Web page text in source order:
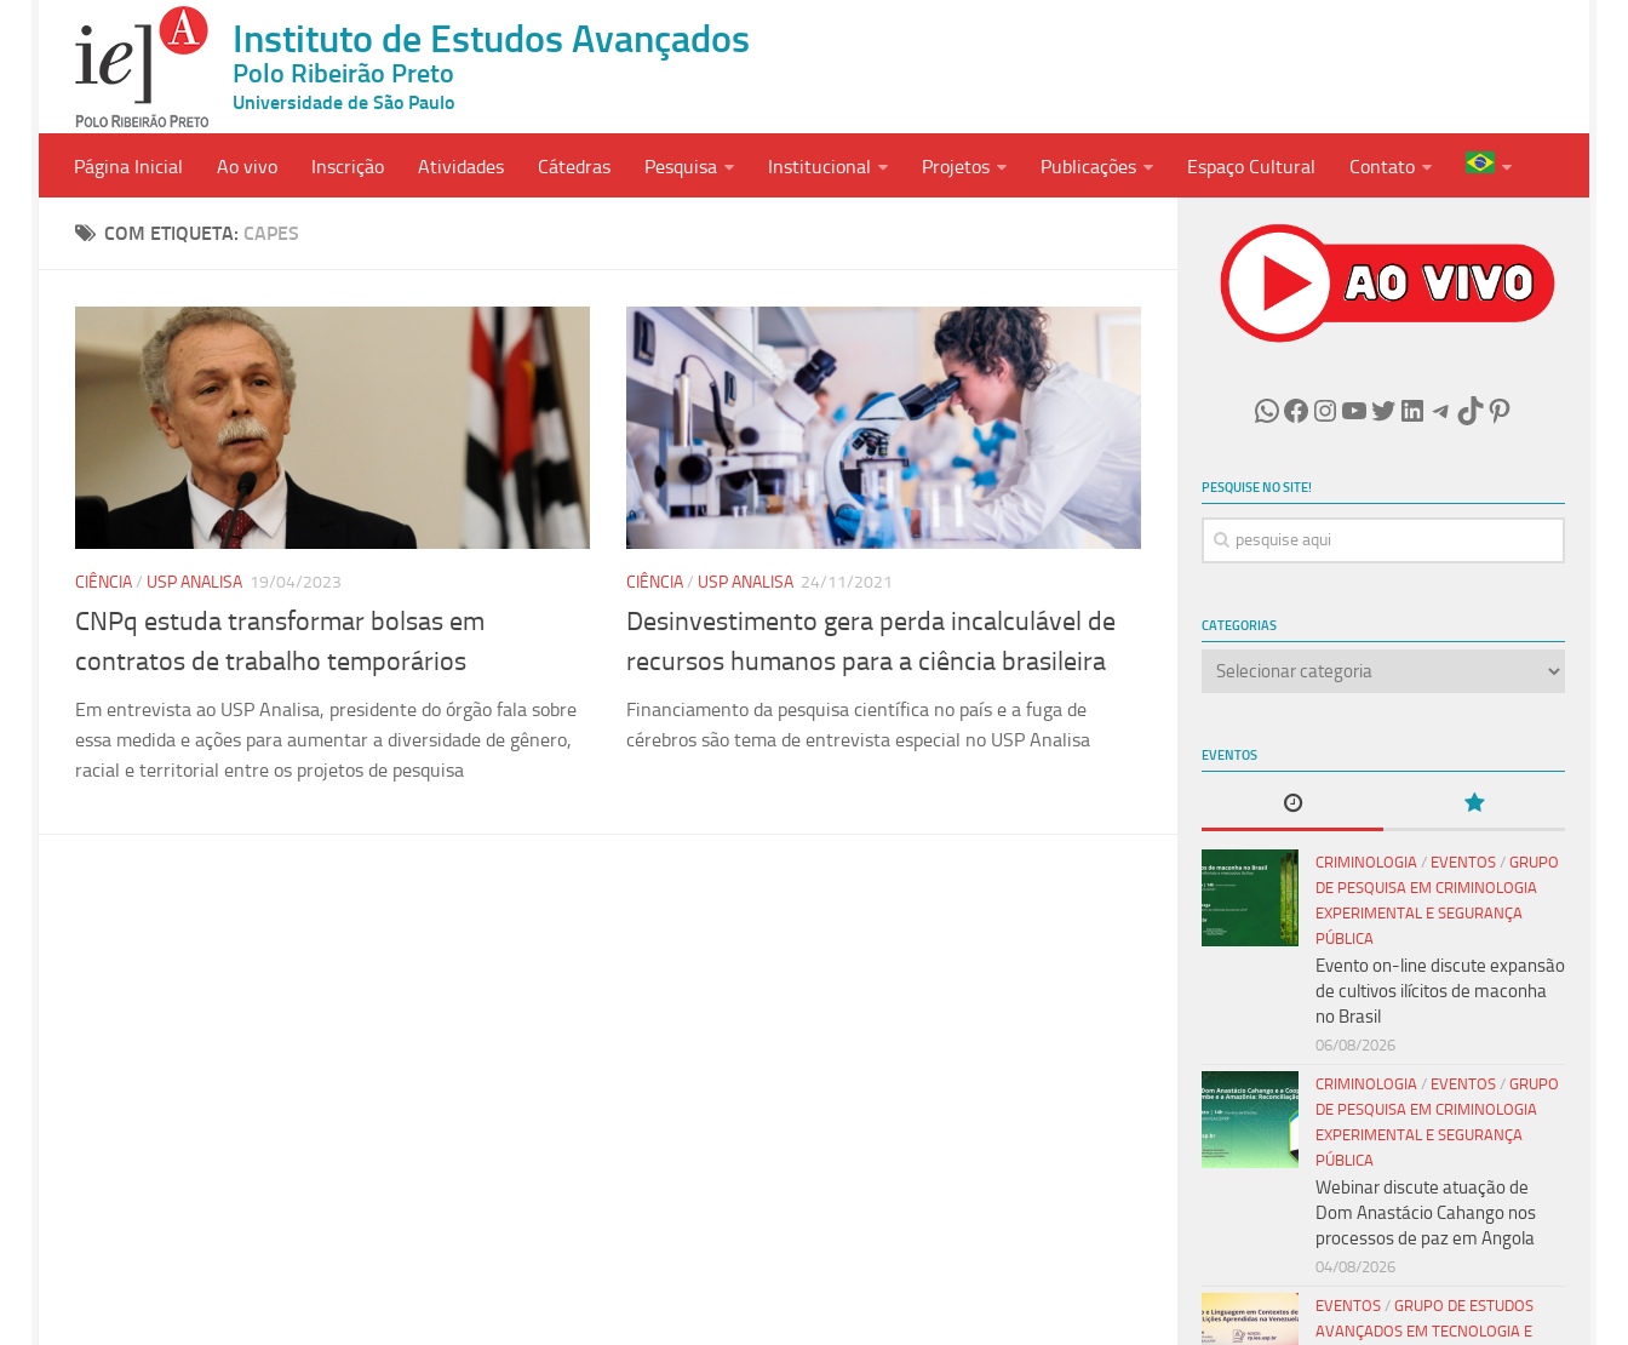
Instituto de Estudos Avançados
Polo Ribeirão Preto
Universidade de São Paulo
Página Inicial Ao vivo Inscrição Atividades Cátedras Pesquisa Institucional Projetos Publicações Espaço Cultural Contato
COM ETIQUETA: CAPES
CIÊNCIA/ USP ANALISA 19/04/2023
CNPq estuda transformar bolsas em
contratos de trabalho temporários
Em entrevista ao USP Analisa, presidente do órgão fala sobre
essa medida e ações para aumentar a diversidade de gênero,
racial e territorial entre os projetos de pesquisa
CIÊNCIA/ USP ANALISA 24/11/2021
Desinvestimento gera perda incalculável de
recursos humanos para a ciência brasileira
Financiamento da pesquisa científica no país e a fuga de
cérebros são tema de entrevista especial no USP Analisa
WhatsApp
Facebook
Instagram
Youtube
Twitter
LinkedIn
Telegram
TikTokPinterest
PESQUISE NO SITE!
CATEGORIAS
Categorias
EVENTOS
CRIMINOLOGIA / EVENTOS / GRUPO
DE PESQUISA EM CRIMINOLOGIA
EXPERIMENTAL E SEGURANÇA
PÚBLICA
Evento on-line discute expansão
de cultivos ilícitos de maconha
no Brasil
06/08/2026
CRIMINOLOGIA / EVENTOS / GRUPO
DE PESQUISA EM CRIMINOLOGIA
EXPERIMENTAL E SEGURANÇA
PÚBLICA
Webinar discute atuação de
Dom Anastácio Cahango nos
processos de paz em Angola
04/08/2026
EVENTOS / GRUPO DE ESTUDOS
AVANÇADOS EM TECNOLOGIA E